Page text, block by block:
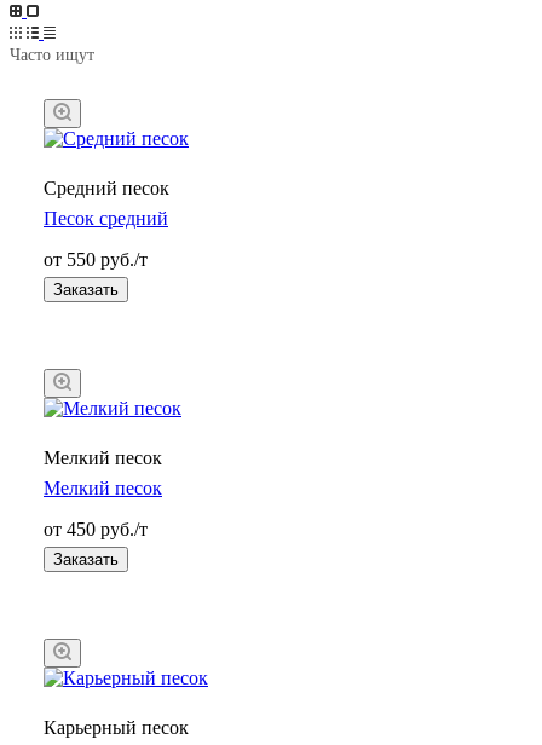
Часто ищут
Средний песок
Песок средний
от 550 руб./т
Заказать
Мелкий песок
Мелкий песок
от 450 руб./т
Заказать
Карьерный песок